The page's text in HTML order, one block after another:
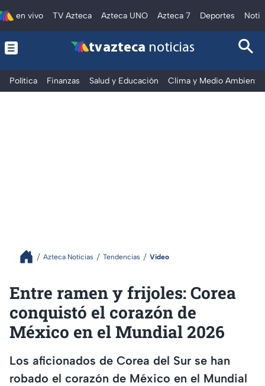
en vivo TV Azteca Azteca UNO Azteca 7 Deportes
tv azteca noticias
Política Finanzas Salud y Educación Clima y Medio Ambiente
Azteca Noticias Tendencias Video
Entre ramen y frijoles: Corea
conquistó el corazón de
México en el Mundial 2026
Los aficionados de Corea del Sur se han
robado el corazón de México en el Mundial